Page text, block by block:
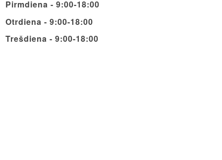
Pirmdiena - 9:00-18:00
Otrdiena - 9:00-18:00
Trešdiena - 9:00-18:00